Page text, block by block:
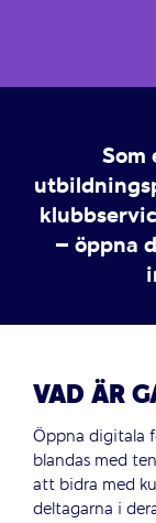
– öppna
VAD ÄR
Öppna digitala
blandas med
att bidra med
deltagarna i